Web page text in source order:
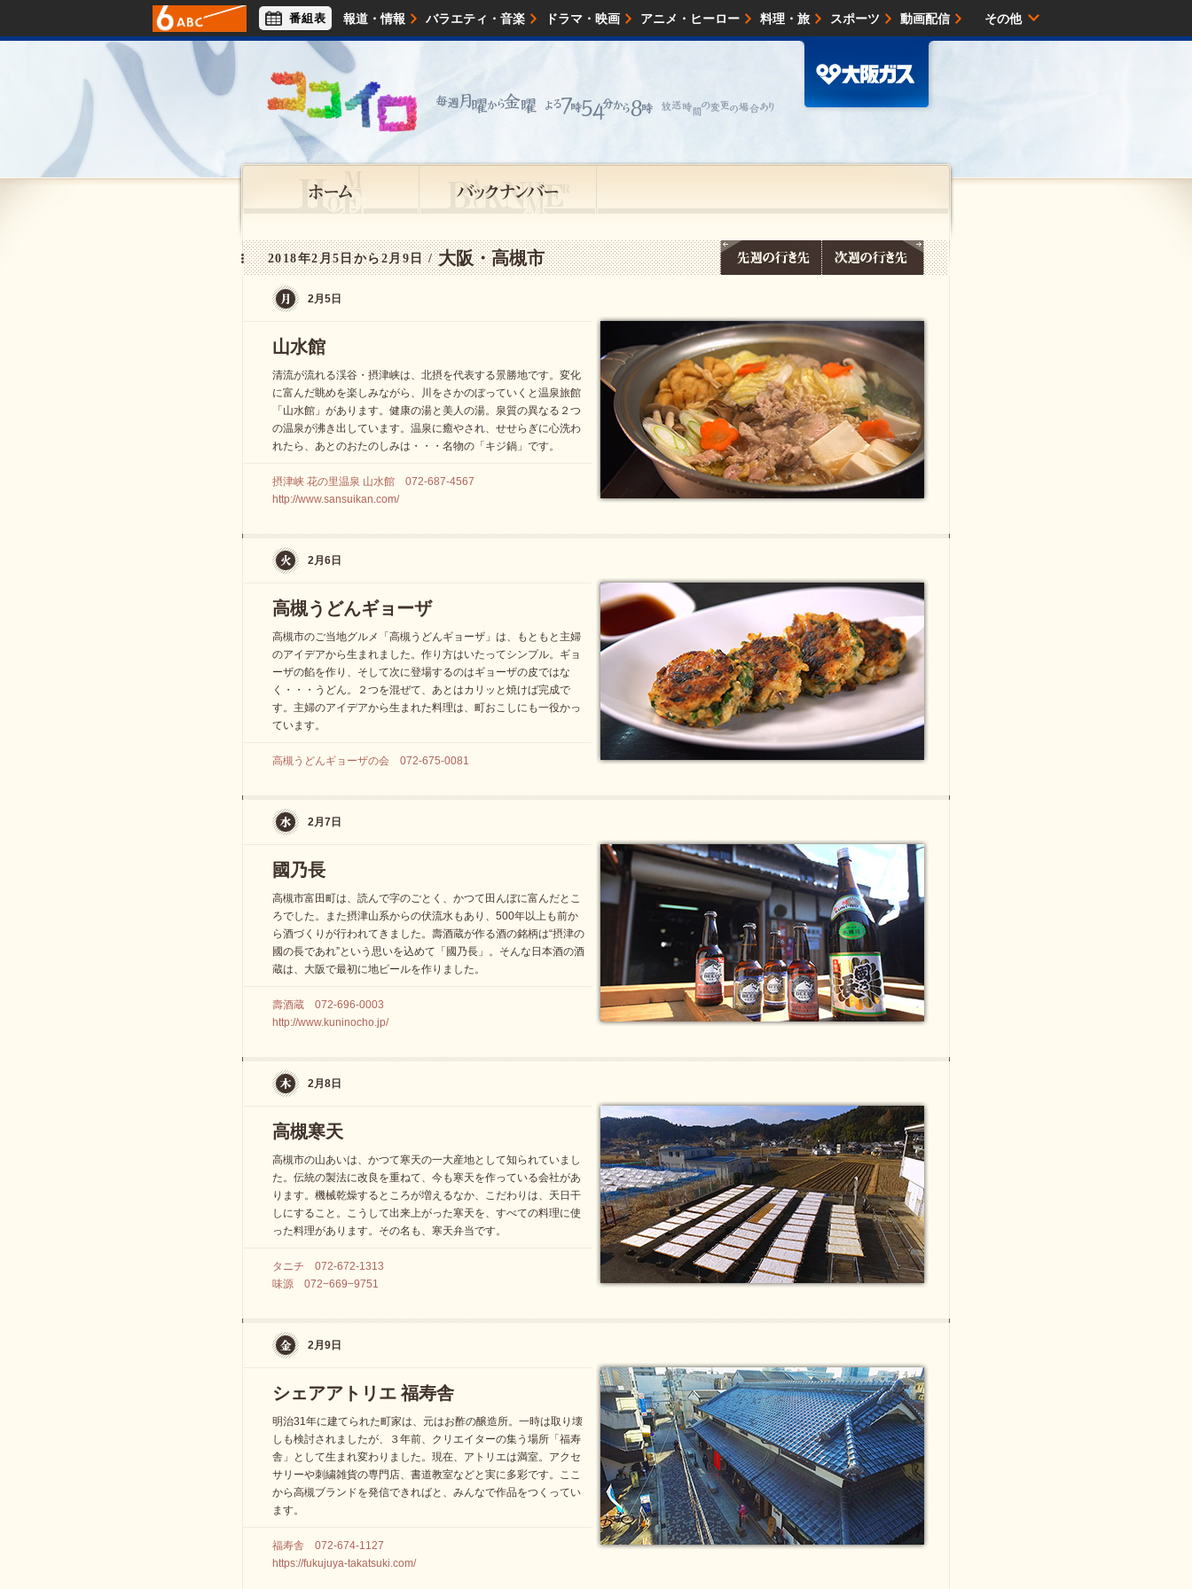
報道・情報 バラエティ・音楽 ドラマ・映画 アニメ・ヒーロー 料理・旅 スポーツ 動画配信
アナウンサー ライフスタイル
番組表 その他
2018年2月5日から2月9日 /大阪・高槻市
2月5日
山水館
清流が流れる渓谷・摂津峡は、北摂を代表する景勝地です。変化
に富んだ眺めを楽しみながら、川をさかのぼっていくと温泉旅館
「山水館」があります。健康の湯と美人の湯。泉質の異なる２つ
の温泉が沸き出しています。温泉に癒やされ、せせらぎに心洗わ
れたら、あとのおたのしみは・・・名物の「キジ鍋」です。
摂津峡 花の里温泉 山水館 072-687-4567
http://www.sansuikan.com/
2月6日
高槻うどんギョーザ
高槻市のご当地グルメ「高槻うどんギョーザ」は、もともと主婦
のアイデアから生まれました。作り方はいたってシンプル。ギョ
ーザの餡を作り、そして次に登場するのはギョーザの皮ではな
く・・・うどん。２つを混ぜて、あとはカリッと焼けば完成で
す。主婦のアイデアから生まれた料理は、町おこしにも一役かっ
ています。
高槻うどんギョーザの会 072-675-0081
2月7日
國乃長
高槻市富田町は、読んで字のごとく、かつて田んぼに富んだとこ
ろでした。また摂津山系からの伏流水もあり、500年以上も前か
ら酒づくりが行われてきました。壽酒蔵が作る酒の銘柄は“摂津の
國の長であれ”という思いを込めて「國乃長」。そんな日本酒の酒
蔵は、大阪で最初に地ビールを作りました。
壽酒蔵 072-696-0003
http://www.kuninocho.jp/
2月8日
高槻寒天
高槻市の山あいは、かつて寒天の一大産地として知られていまし
た。伝統の製法に改良を重ねて、今も寒天を作っている会社があ
ります。機械乾燥するところが増えるなか、こだわりは、天日干
しにすること。こうして出来上がった寒天を、すべての料理に使
った料理があります。その名も、寒天弁当です。
タニチ 072-672-1313
味源 072−669−9751
2月9日
シェアアトリエ 福寿舎
明治31年に建てられた町家は、元はお酢の醸造所。一時は取り壊
しも検討されましたが、３年前、クリエイターの集う場所「福寿
舎」として生まれ変わりました。現在、アトリエは満室。アクセ
サリーや刺繍雑貨の専門店、書道教室などと実に多彩です。ここ
から高槻ブランドを発信できればと、みんなで作品をつくってい
ます。
福寿舎 072-674-1127
https://fukujuya-takatsuki.com/